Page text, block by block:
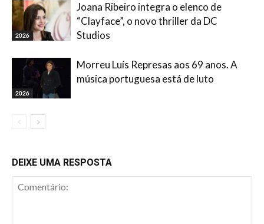
2026
Joana Ribeiro integra o elenco de
“Clayface”, o novo thriller da DC
Studios
2026
Morreu Luís Represas aos 69 anos. A
música portuguesa está de luto
DEIXE UMA RESPOSTA